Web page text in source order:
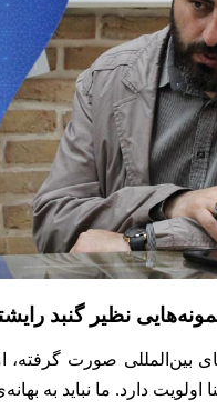
نظیر گنبد
بین‌المللی صورت گرفته،
دارد. ما نباید به